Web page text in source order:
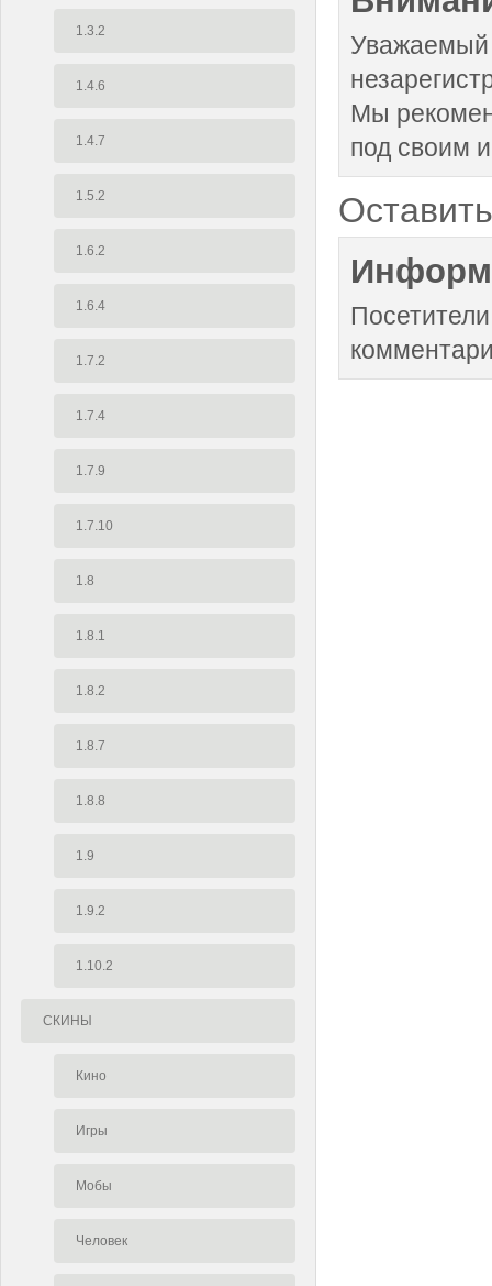
1.3.2
1.4.6
1.4.7
1.5.2
1.6.2
1.6.4
1.7.2
1.7.4
1.7.9
1.7.10
1.8
1.8.1
1.8.2
1.8.7
1.8.8
1.9
1.9.2
1.10.2
СКИНЫ
Кино
Игры
Мобы
Человек
Уважаемый
Мы
под своим